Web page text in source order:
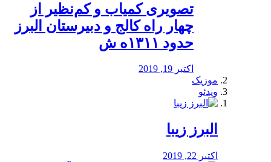
️تصویری کمیاب و کم‌نظیر از
چهار راه كالج و دبيرستان البرز
حدود ۱۳۱۱ه ش
اکتبر 19, 2019
موزیک
ویدئو
البرز زیبا
اکتبر 22, 2019